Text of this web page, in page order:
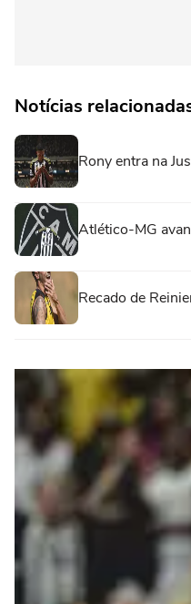
Notícias
Rony entra na
Atlético-MG
Recado de